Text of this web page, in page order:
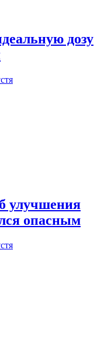
дозу
улучшения
опасным